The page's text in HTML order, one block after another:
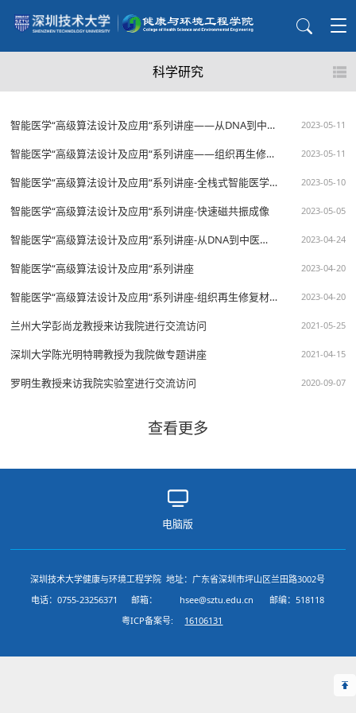
科学研究
智能医学“高级算法设计及应用“系列讲座——从DNA到中医:人类基因组功能的解读思路 2023-05-11
智能医学“高级算法设计及应用“系列讲座——组织再生修复材料的研究与产品转化 2023-05-11
智能医学“高级算法设计及应用“系列讲座-全栈式智能医学超声研究与转化 2023-05-10
智能医学“高级算法设计及应用“系列讲座-快速磁共振成像 2023-05-05
智能医学“高级算法设计及应用“系列讲座-从DNA到中医人类基因组功能的解读思路 2023-04-24
智能医学“高级算法设计及应用“系列讲座 2023-04-20
智能医学“高级算法设计及应用“系列讲座-组织再生修复材料的研究与产品转化 2023-04-20
兰州大学彭尚龙教授来访我院进行交流访问 2021-05-25
深圳大学陈光明特聘教授为我院做专题讲座 2021-04-15
罗明生教授来访我院实验室进行交流访问 2020-09-07
查看更多
电脑版
深圳技术大学健康与环境工程学院 地址：广东省深圳市坪山区兰田路3002号
电话：0755-23256371
邮箱： hsee@sztu.edu.cn
邮编：518118
粤ICP备案号:
16106131